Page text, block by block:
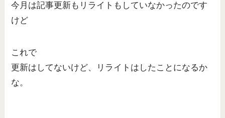
今月は記事更新もリライトもしていなかったのです
けど
これで
更新はしてないけど、リライトはしたことになるか
な。